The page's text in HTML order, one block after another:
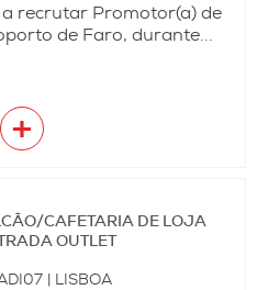
recrutar Promotor(a) de
de Faro, durante...
+
CAFETARIA DE LOJA
OUTLET
| LISBOA